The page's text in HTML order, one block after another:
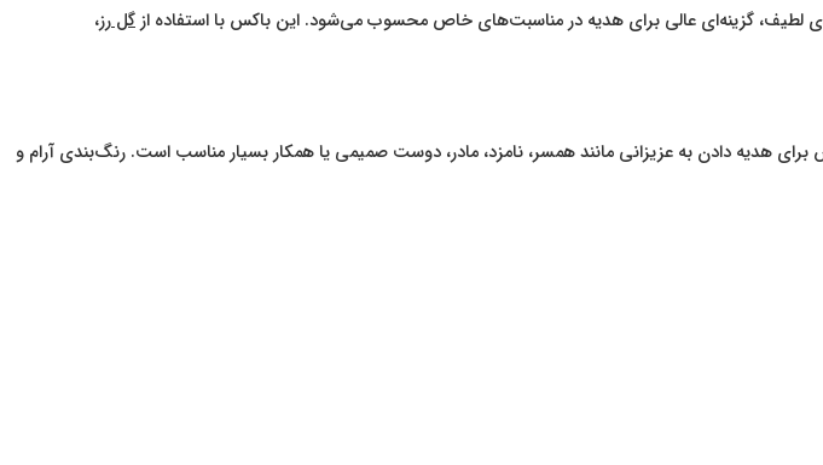
گزینه‌ای عالی برای هدیه در مناسبت‌های خاص محسوب می‌شود. این باکس با استفاده ازگل رز،
هدیه دادن به عزیزانی مانند همسر، نامزد، مادر، دوست صمیمی یا همکار بسیار مناسب است. رنگ‌بندی آرام و